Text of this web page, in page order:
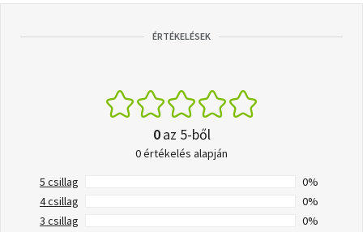
ÉRTÉKELÉSEK
0az 5-ből
0 értékelés alapján
5 csillag
0%
4 csillag
0%
3 csillag
0%